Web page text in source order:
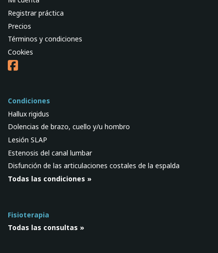
Registrar práctica
Precios
Términos y condiciones
Cookies
Condiciones
Hallux rigidus
Dolencias de brazo, cuello y/u hombro
Lesión SLAP
Estenosis del canal lumbar
Disfunción de las articulaciones costales de la espalda
Todas las condiciones »
Fisioterapia
Todas las consultas »